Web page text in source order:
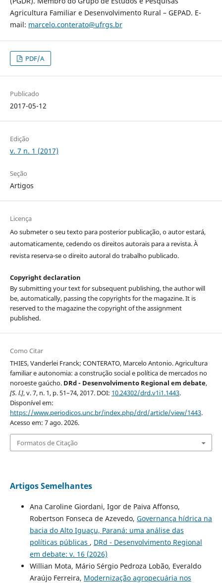
Agricultura Familiar e Desenvolvimento Rural – GEPAD. E-
mail: marcelo.conterato@ufrgs.br
PDF/A
Publicado
2017-05-12
Edição
v. 7 n. 1 (2017)
Seção
Artigos
Licença
Ao submeter o seu texto para posterior publicação, o autor estará,
automaticamente, cedendo os direitos autorais para a revista. À
revista reserva-se o direito autoral do trabalho publicado.
Copyright declaration
By submitting your text for subsequent publishing, the author will
be, automatically, passing the copyrights for the magazine. It is
reserved to the magazine the copyright of the assignment
published.
Como Citar
THIES, Vanderlei Franck; CONTERATO, Marcelo Antonio. Agricultura
familiar e autonomia: a construção social e política de mercados no
noroeste gaúcho. DRd - Desenvolvimento Regional em debate,
[S. l.], v. 7, n. 1, p. 51–74, 2017. DOI: 10.24302/drd.v1i1.1443.
Disponível em:
https://www.periodicos.unc.br/index.php/drd/article/view/1443.
Acesso em: 7 ago. 2026.
Formatos de Citação
Artigos Semelhantes
Ana Caroline Giordani, Igor de Paiva Affonso,
Robertson Fonseca de Azevedo, Governança hídrica na
bacia do Alto Iguaçu, Paraná: uma análise das
políticas públicas , DRd - Desenvolvimento Regional
em debate: v. 16 (2026)
Willian Mota, Mário Sérgio Pedroza Lobão, Everaldo
Araújo Ferreira, Modernização agropecuária nos